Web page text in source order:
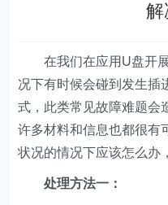
解
在我们在应用U盘开展
况下有时候会碰到发生插
式，此类常见故障难题会
许多材料和信息也都很有
状况的情况下应该怎么办
处理方法一：